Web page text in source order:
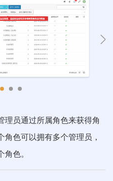
理员通过所属角色来获得角
色可以拥有多个管理员，
色。